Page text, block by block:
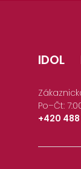
IDOL
Po–Čt:
+420